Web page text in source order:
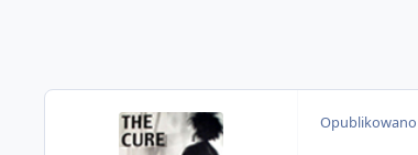
Opublikowano